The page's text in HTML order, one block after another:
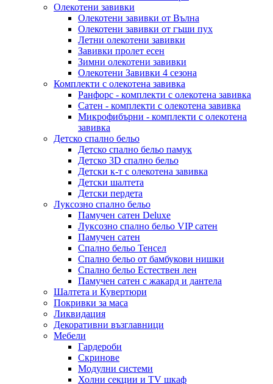
Олекотени завивки
Олекотени завивки от Вълна
Олекотени завивки от гъши пух
Летни олекотени завивки
Завивки пролет есен
Зимни олекотени завивки
Олекотени Завивки 4 сезона
Комплекти с олекотена завивка
Ранфорс - комплекти с олекотена завивка
Сатен - комплекти с олекотена завивка
Микрофибърни - комплекти с олекотена
завивка
Детско спално бельо
Детско спално бельо памук
Детско 3D спално бельо
Детски к-т с олекотена завивка
Детски шалтета
Детски пердета
Луксозно спално бельо
Памучен сатен Deluxe
Луксозно спално бельо VIP сатен
Памучен сатен
Спално бельо Тенсел
Спално бельо от бамбукови нишки
Спално бельо Естествен лен
Памучен сатен с жакард и дантела
Шалтета и Кувертюри
Покривки за маса
Ликвидация
Декоративни възглавници
Мебели
Гардероби
Скринове
Модулни системи
Холни секции и ТV шкаф